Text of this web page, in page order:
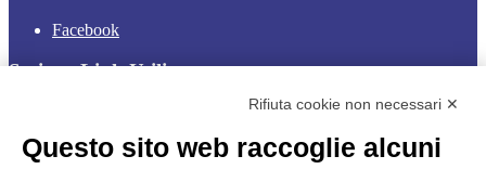
Facebook
Sezione Link Utili
Informativa Privacy
Rifiuta cookie non necessari ✕
Questo sito web raccoglie alcuni